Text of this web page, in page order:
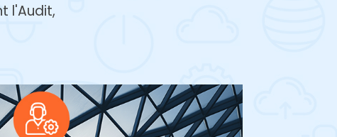
l'Audit,